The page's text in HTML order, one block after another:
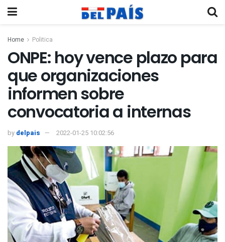
Home Politica
ONPE: hoy vence plazo para
que organizaciones
informen sobre
convocatoria a internas
by delpais 2022-01-25 10:02:56